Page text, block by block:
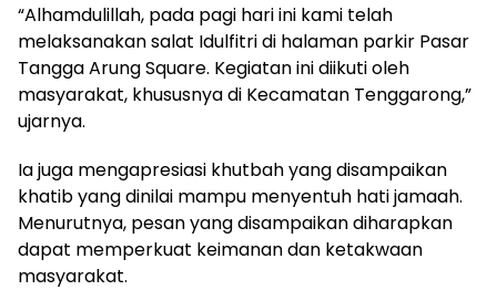
“Alhamdulillah, pada pagi hari ini kami telah
melaksanakan salat Idulfitri di halaman parkir Pasar
Tangga Arung Square. Kegiatan ini diikuti oleh
masyarakat, khususnya di Kecamatan Tenggarong,”
ujarnya.
Ia juga mengapresiasi khutbah yang disampaikan
khatib yang dinilai mampu menyentuh hati jamaah.
Menurutnya, pesan yang disampaikan diharapkan
dapat memperkuat keimanan dan ketakwaan
masyarakat.